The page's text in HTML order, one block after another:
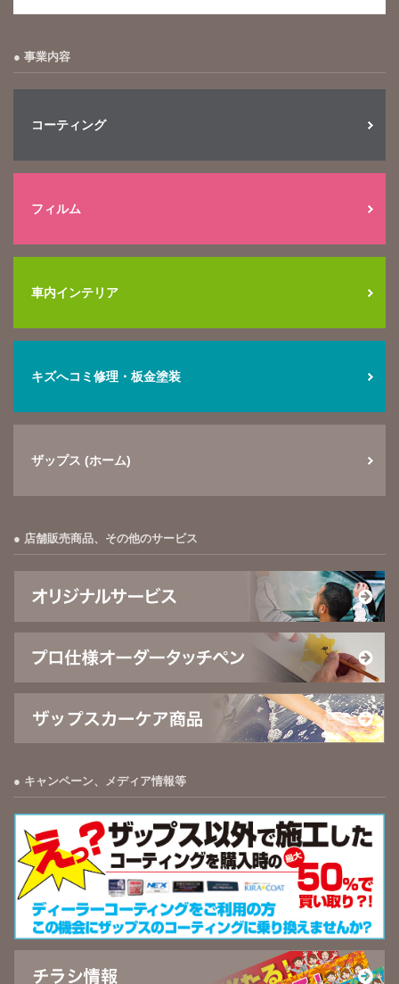
事業内容
コーティング
フィルム
車内インテリア
キズへコミ修理・板金塗装
ザップス (ホーム)
店舗販売商品、その他のサービス
キャンペーン、メディア情報等